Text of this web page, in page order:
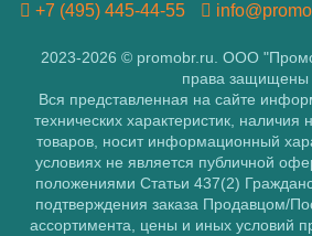
+7 (495) 445-44-55
2023-2026 © promobr.ru. ООО
права защищены
Вся представленная на сайте
технических характеристик, наличия
товаров, носит информационный
условиях не является публичной
положениями Статьи 437(2)
подтверждения заказа Продавцом/
ассортимента, цены и иных условий